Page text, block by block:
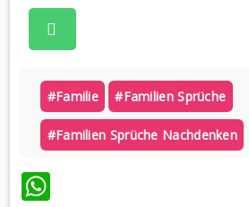
#familie #familien Sprüche
#familien Sprüche Nachdenken
WhatsApp